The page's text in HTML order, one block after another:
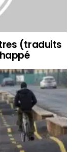
(traduits